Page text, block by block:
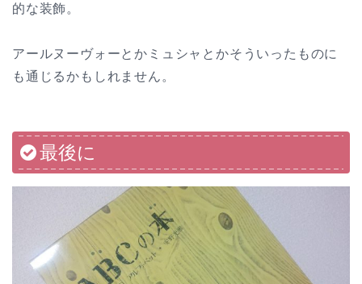
的な装飾。
アールヌーヴォーとかミュシャとかそういったものに
も通じるかもしれません。
最後に